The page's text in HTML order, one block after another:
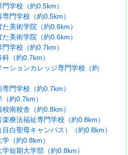
学校（約0.5km）
門学校（約0.5km）
美術学院（約0.6km）
美術学院（約0.6km）
学校（約0.7km）
（約0.7km）
ーションカレッジ専門学校（約
門学校（約0.7km）
約0.7km）
南校舎（約0.8km）
療法福祉専門学校（約0.8km）
目白聖母キャンパス）（約0.8km）
（約0.8km）
短期大学部（約0.8km）